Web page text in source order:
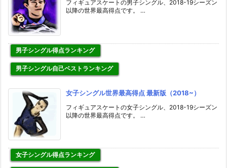
フィギュアスケートの男子シングル、2018-19シーズン
以降の世界最高得点です。 …
男子シングル得点ランキング
男子シングル自己ベストランキング
女子シングル世界最高得点 最新版（2018~）
フィギュアスケートの女子シングル、2018-19シーズン
以降の世界最高得点です。 …
女子シングル得点ランキング